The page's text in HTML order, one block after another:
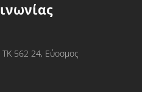
ΤΚ 562 24, Εύοσμος